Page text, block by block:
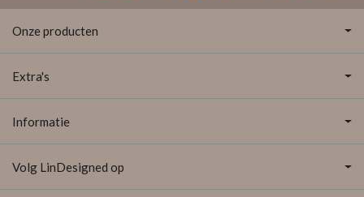
Onze producten
Extra's
Informatie
Volg LinDesigned op